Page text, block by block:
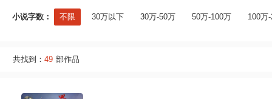
小说字数： 不限 30万以下 30万-50万 50万-100万 100万
共找到： 49 部作品